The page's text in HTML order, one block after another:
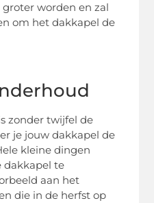
worden en zal
om het dakkapel de
zonder twijfel de
je jouw dakkapel de
kleine dingen
dakkapel te
aan het
die in de herfst op